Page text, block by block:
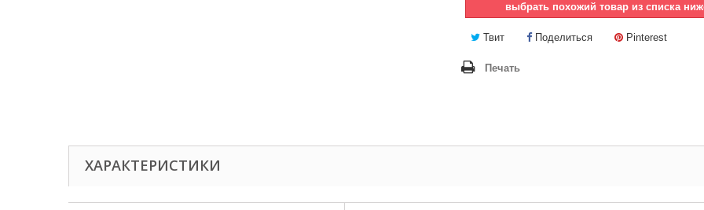
выбрать похожий товар из списка
Твит Поделиться Pinterest
Печать
ХАРАКТЕРИСТИКИ